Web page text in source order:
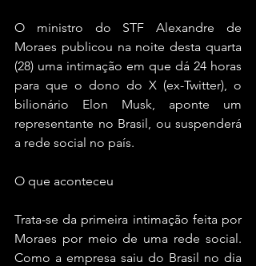
O ministro do STF Alexandre de
Moraes publicou na noite desta quarta
(28) uma intimação em que dá 24 horas
para que o dono do X (ex-Twitter), o
bilionário Elon Musk, aponte um
representante no Brasil, ou suspenderá
a rede social no país.
O que aconteceu
Trata-se da primeira intimação feita por
Moraes por meio de uma rede social.
Como a empresa saiu do Brasil no dia